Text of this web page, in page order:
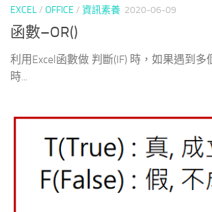
EXCEL/ OFFICE / 資訊素養 2020-06-09
函數–OR()
利用Excel函數做 判斷(IF) 時，如果遇到
時...